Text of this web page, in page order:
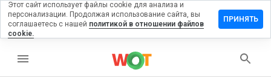
menu
на
Этот сайт использует файлы cookie для анализа и
персонализации. Продолжая использование сайта, вы
соглашаетесь с нашей политикой в отношении файлов
cookie.
ПРИНЯТЬ